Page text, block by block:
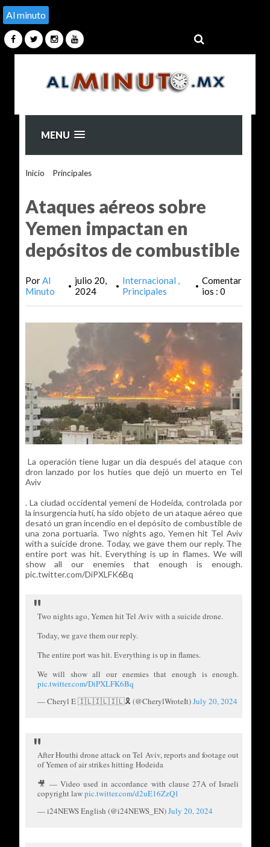
Al minuto
MENU
Inicio Principales>
Ataques aéreos sobre
Yemen impactan en
depósitos de combustible
PorAl
Minuto
• julio 20,
2024
• Internacional
Principales
• Comentar
ios : 0
La operación tiene lugar un día después del ataque con
dron lanzado por los hutíes que dejó un muerto en Tel
Aviv
. La ciudad occidental yemení de Hodeida, controlada por
la insurgencia hutí, ha sido objeto de un ataque aéreo que
desató un gran incendio en el depósito de combustible de
una zona portuaria. Two nights ago, Yemen hit Tel Aviv
with a suicide drone. Today, we gave them our reply. The
entire port was hit. Everything is up in flames. We will
show all our enemies that enough is enough.
pic.twitter.com/DiPXLFK6Bq
Two nights ago, Yemen hit Tel Aviv with a suicide drone.
Today, we gave them our reply.
The entire port was hit. Everything is up in flames.
We will show all our enemies that enough is enough.
pic.twitter.com/DiPXLFK6Bq
— Cheryl E 🇮🇱🇮🇱🇮🇱🎗️ (@CherylWroteIt)July 20, 2024
After Houthi drone attack on Tel Aviv, reports and footage out
of Yemen of air strikes hitting Hodeida
🎥 — Video used in accordance with clause 27A of Israeli
copyright lawpic.twitter.com/d2uE16ZzQ1
— i24NEWS English (@i24NEWS_EN)July 20, 2024